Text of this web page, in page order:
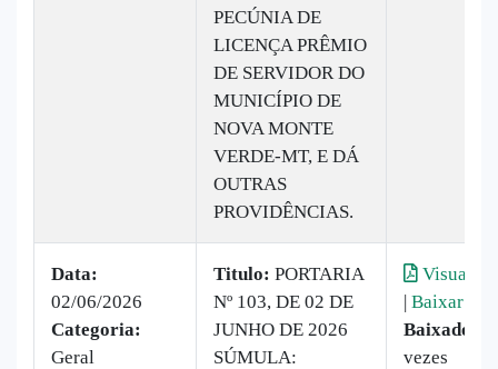
PECÚNIA DE
LICENÇA PRÊMIO
DE SERVIDOR DO
MUNICÍPIO DE
NOVA MONTE
VERDE-MT, E DÁ
OUTRAS
PROVIDÊNCIAS.
Data:
02/06/2026
Categoria:
Geral
Titulo: PORTARIA
Nº 103, DE 02 DE
JUNHO DE 2026
SÚMULA:
| Baixar
Baixado:
vezes